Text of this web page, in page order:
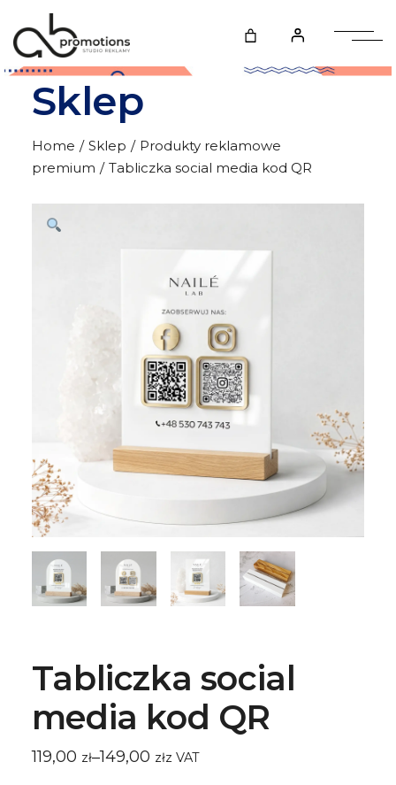
the
content
Sklep
Home Sklep
Produkty reklamowe
premium
Tabliczka social media kod QR
Tabliczka social
media kod QR
119,00 zł–149,00 zł
Zakres
ㅤz VAT